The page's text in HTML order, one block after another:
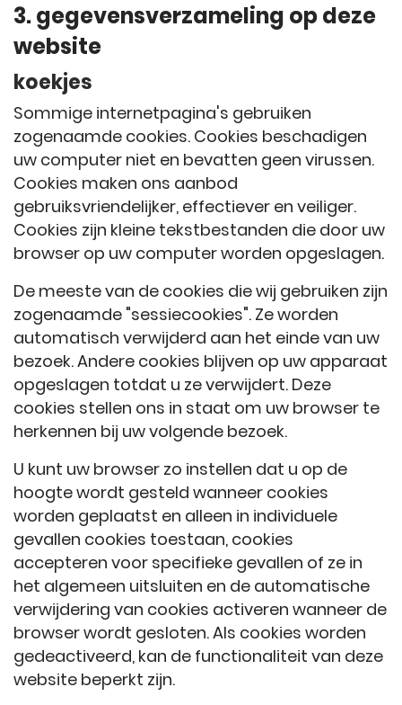
3. gegevensverzameling op deze
website
koekjes
Sommige internetpagina's gebruiken
zogenaamde cookies. Cookies beschadigen
uw computer niet en bevatten geen virussen.
Cookies maken ons aanbod
gebruiksvriendelijker, effectiever en veiliger.
Cookies zijn kleine tekstbestanden die door uw
browser op uw computer worden opgeslagen.
De meeste van de cookies die wij gebruiken zijn
zogenaamde "sessiecookies". Ze worden
automatisch verwijderd aan het einde van uw
bezoek. Andere cookies blijven op uw apparaat
opgeslagen totdat u ze verwijdert. Deze
cookies stellen ons in staat om uw browser te
herkennen bij uw volgende bezoek.
U kunt uw browser zo instellen dat u op de
hoogte wordt gesteld wanneer cookies
worden geplaatst en alleen in individuele
gevallen cookies toestaan, cookies
accepteren voor specifieke gevallen of ze in
het algemeen uitsluiten en de automatische
verwijdering van cookies activeren wanneer de
browser wordt gesloten. Als cookies worden
gedeactiveerd, kan de functionaliteit van deze
website beperkt zijn.